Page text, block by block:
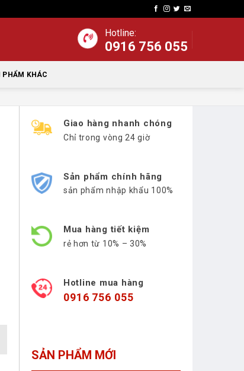
Hotline:
0916 756 055
PHẨM KHÁC
Giao hàng nhanh chóng
Chỉ trong vòng 24 giờ
Sản phẩm chính hãng
sản phẩm nhập khẩu 100%
Mua hàng tiết kiệm
rẻ hơn từ 10% – 30%
Hotline mua hàng
0916 756 055
SẢN PHẨM MỚI